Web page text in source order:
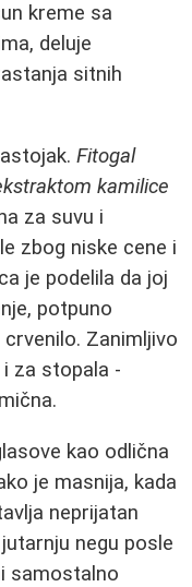
kreme sa
deluje
sitnih
Fitogal
kamilice
za suvu i
zbog niske cene i
je podelila da joj
potpuno
Zanimljivo
za stopala -
kao odlična
je masnija, kada
neprijatan
negu posle
samostalno